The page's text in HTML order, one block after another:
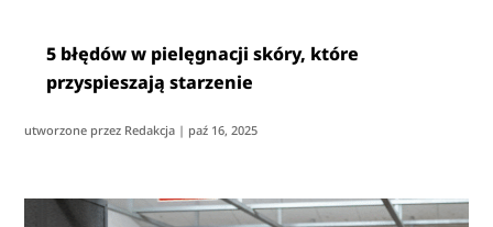
5 błędów w pielęgnacji skóry, które
przyspieszają starzenie
utworzone przez Redakcja | paź 16, 2025